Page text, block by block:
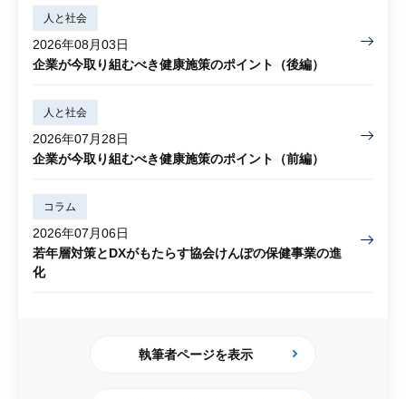
人と社会
2026年08月03日
企業が今取り組むべき健康施策のポイント（後編）
人と社会
2026年07月28日
企業が今取り組むべき健康施策のポイント（前編）
コラム
2026年07月06日
若年層対策とDXがもたらす協会けんぽの保健事業の進
化
執筆者ページを表示